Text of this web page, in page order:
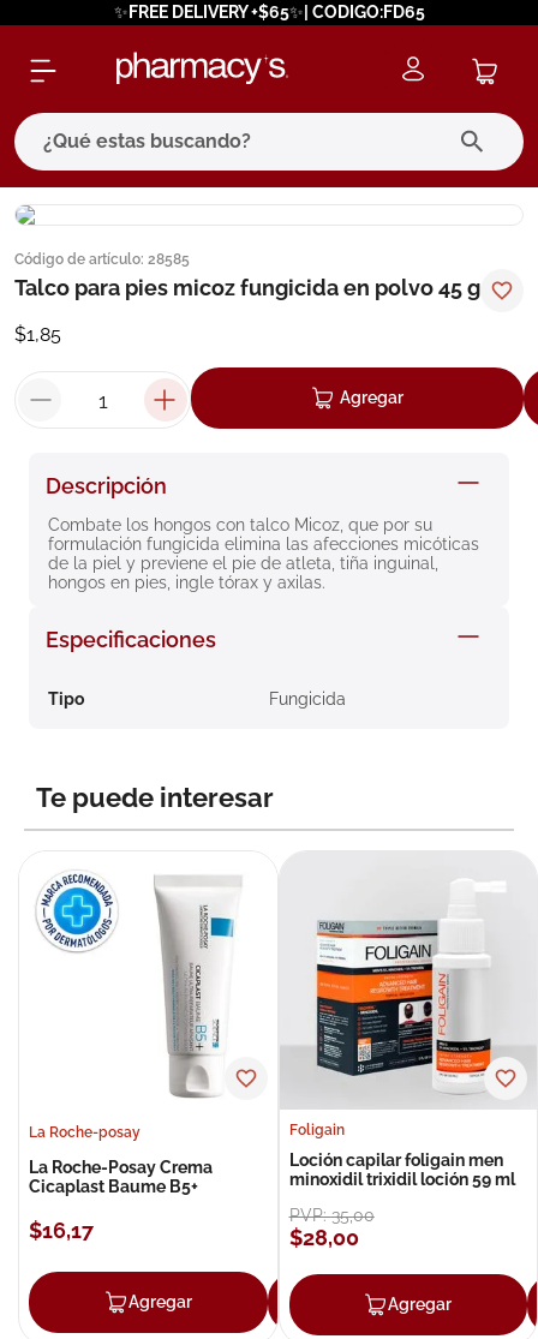
✨FREE DELIVERY +$65✨| CODIGO:FD65
¿Qué estas buscando?
Código de artículo: 28585
Talco para pies micoz fungicida en polvo 45 g
$1,85
Agregar
Descripción
Combate los hongos con talco Micoz, que por su
formulación fungicida elimina las afecciones micóticas
de la piel y previene el pie de atleta, tiña inguinal,
hongos en pies, ingle tórax y axilas.
Especificaciones
Tipo Fungicida
Te puede interesar
La Roche-posay
La Roche-Posay Crema
Cicaplast Baume B5+
$16,17
Agregar Agregar
Foligain
Loción capilar foligain men
minoxidil trixidil loción 59 ml
PVP:35,00
$28,00
Agregar
términos más buscados
1. eucerin
3
pilexil
5. cerave
6 degraler
7. isdin
8. roche posay
10.pañales